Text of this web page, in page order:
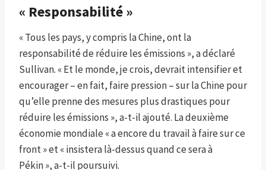
« Responsabilité »
« Tous les pays, y compris la Chine, ont la
responsabilité de réduire les émissions », a déclaré
Sullivan. « Et le monde, je crois, devrait intensifier et
encourager – en fait, faire pression – sur la Chine pour
qu’elle prenne des mesures plus drastiques pour
réduire les émissions », a-t-il ajouté. La deuxième
économie mondiale « a encore du travail à faire sur ce
front » et « insistera là-dessus quand ce sera à
Pékin », a-t-il poursuivi.